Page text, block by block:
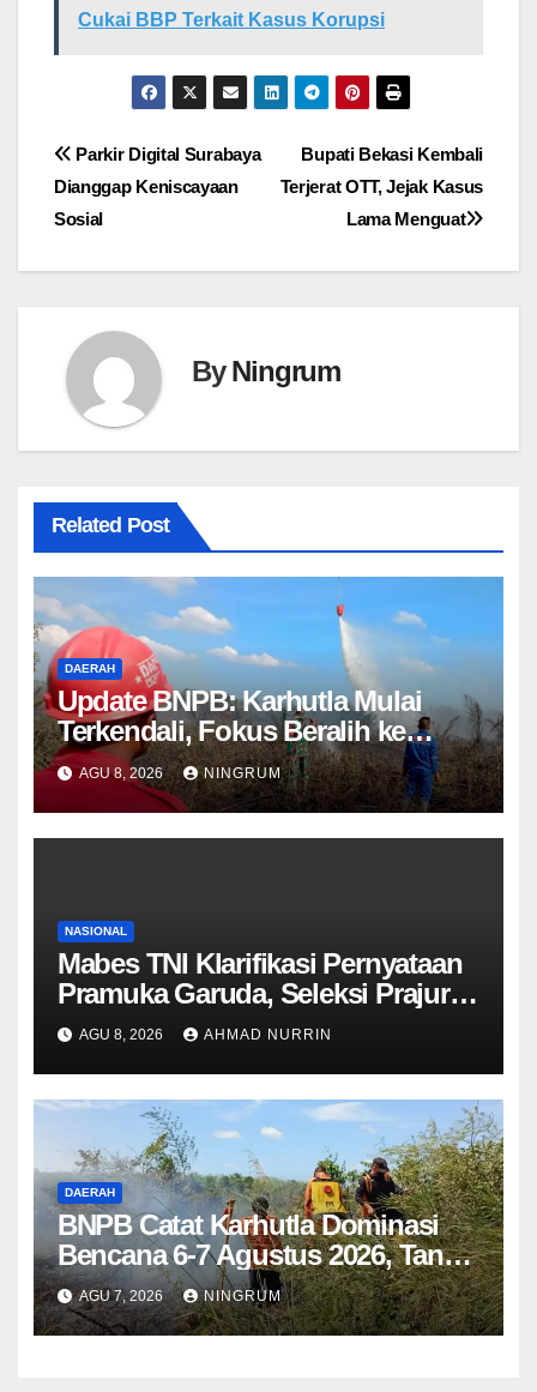
Cukai BBP Terkait Kasus Korupsi
Navigasi
pos
Bupati Bekasi Kembali
Terjerat OTT, Jejak Kasus
Lama Menguat
Parkir Digital Surabaya
Dianggap Keniscayaan
Sosial
ByNingrum
Related Post
DAERAH
Update BNPB: Karhutla Mulai
Terkendali, Fokus Beralih ke
Pemantauan Titik Api dan
Kekeringan Bandung
AGU 8, 2026 NINGRUM
NASIONAL
Mabes TNI Klarifikasi Pernyataan
Pramuka Garuda, Seleksi Prajurit
Tetap Wajib Lewati Semua
Tahapan
AGU 8, 2026 AHMAD NURRIN
DAERAH
BNPB Catat Karhutla Dominasi
Bencana 6-7 Agustus 2026, Tana
Toraja Terbakar hingga 55 Hektare
AGU 7, 2026 NINGRUM